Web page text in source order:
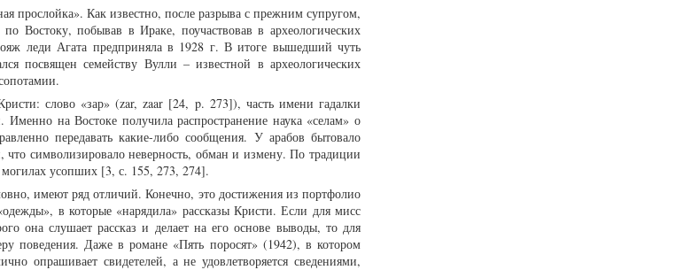
прослойка». Как известно, после разрыва с прежним супругом,
Востоку, побывав в Ираке, поучаствовав в археологических
леди Агата предприняла в 1928 г. В итоге вышедший чуть
посвящен семейству Вулли – известной в археологических
слово «зар» (zar, zaar [24, p. 273]), часть имени гадалки
на Востоке получила распространение наука «селам» о
передавать какие-либо сообщения. У арабов бытовало
символизировало неверность, обман и измену. По традиции
усопших [3, с. 155, 273, 274].
имеют ряд отличий. Конечно, это достижения из портфолио
в которые «нарядила» рассказы Кристи. Если для мисс
она слушает рассказ и делает на его основе выводы, то для
поведения. Даже в романе «Пять поросят» (1942), в котором
опрашивает свидетелей, а не удовлетворяется сведениями,